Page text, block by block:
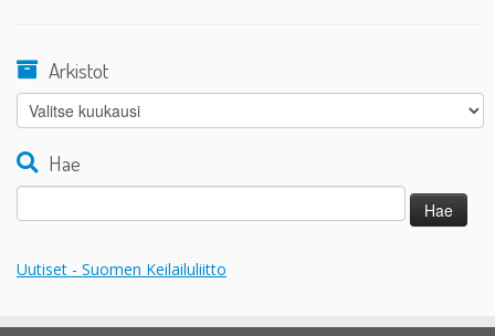
Arkistot
Arkistot
Hae
Uutiset - Suomen Keilailuliitto